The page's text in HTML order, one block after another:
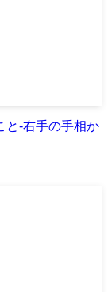
と-右手の手相か